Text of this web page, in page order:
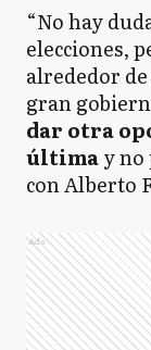
“No hay
elecciones,
alrededor
gran
dar otra
últimay no
con Alberto
Ads